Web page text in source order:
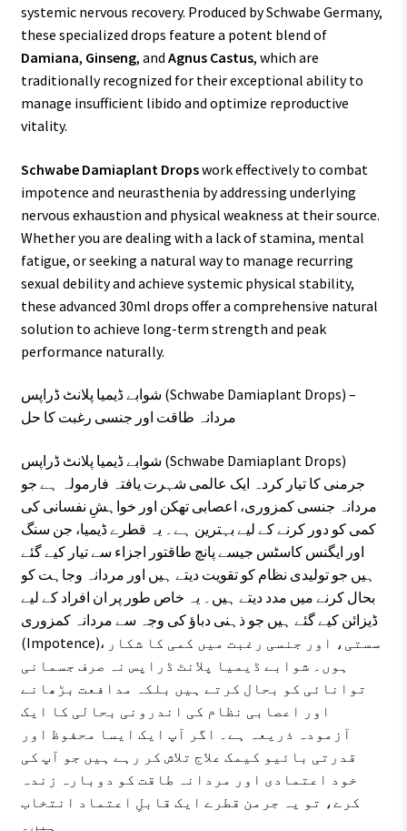
systemic nervous recovery. Produced by Schwabe Germany,
these specialized drops feature a potent blend of
Damiana, Ginseng, and Agnus Castus, which are
traditionally recognized for their exceptional ability to
manage insufficient libido and optimize reproductive
vitality.
Schwabe Damiaplant Dropswork effectively to combat
impotence and neurasthenia by addressing underlying
nervous exhaustion and physical weakness at their source.
Whether you are dealing with a lack of stamina, mental
fatigue, or seeking a natural way to manage recurring
sexual debility and achieve systemic physical stability,
these advanced 30ml drops offer a comprehensive natural
solution to achieve long-term strength and peak
performance naturally.
شوابے ڈیمیا پلانٹ ڈراپس (Schwabe Damiaplant Drops) –
مردانہ طاقت اور جنسی رغبت کا حل
شوابے ڈیمیا پلانٹ ڈراپس (Schwabe Damiaplant Drops)
جرمنی کا تیار کردہ ایک عالمی شہرت یافتہ فارمولہ ہے جو
مردانہ جنسی کمزوری، اعصابی تھکن اور خواہشِ نفسانی کی
کمی کو دور کرنے کے لیے بہترین ہے۔ یہ قطرے ڈیمیا، جن سنگ
اور ایگنس کاسٹس جیسے پانچ طاقتور اجزاء سے تیار کیے گئے
ہیں جو تولیدی نظام کو تقویت دیتے ہیں اور مردانہ وجاہت کو
بحال کرنے میں مدد دیتے ہیں۔ یہ خاص طور پر ان افراد کے لیے
ڈیزائن کیے گئے ہیں جو ذہنی دباؤ کی وجہ سے مردانہ کمزوری
(Impotence)، سستی، اور جنسی رغبت میں کمی کا شکار
ہوں۔ شوابے ڈیمیا پلانٹ ڈراپس نہ صرف جسمانی
توانائی کو بحال کرتے ہیں بلکہ مدافعت بڑھانے
اور اعصابی نظام کی اندرونی بحالی کا ایک
آزمودہ ذریعہ ہے۔ اگر آپ ایک ایسا محفوظ اور
قدرتی بائیو کیمک علاج تلاش کر رہے ہیں جو آپ کی
خود اعتمادی اور مردانہ طاقت کو دوبارہ زندہ
کرے، تو یہ جرمن قطرے ایک قابلِ اعتماد انتخاب
ہیں۔